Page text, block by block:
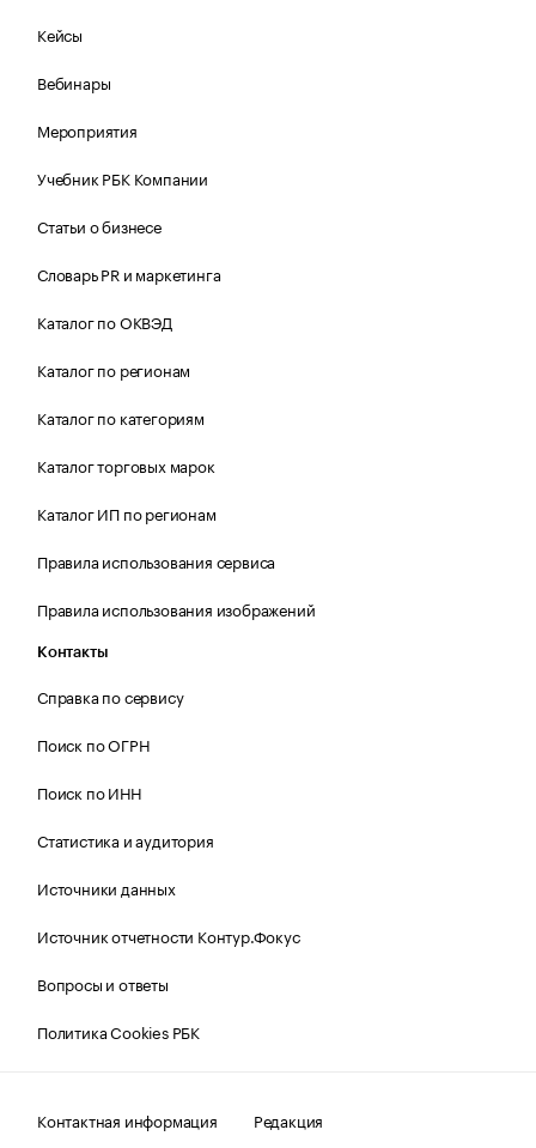
Кейсы
Вебинары
Мероприятия
Учебник РБК Компании
Статьи о бизнесе
Словарь PR и маркетинга
Каталог по ОКВЭД
Каталог по регионам
Каталог по категориям
Каталог торговых марок
Каталог ИП по регионам
Правила использования сервиса
Правила использования изображений
Контакты
Справка по сервису
Поиск по ОГРН
Поиск по ИНН
Статистика и аудитория
Источники данных
Источник отчетности Контур.Фокус
Вопросы и ответы
Политика Cookies РБК
Контактная информация Редакция